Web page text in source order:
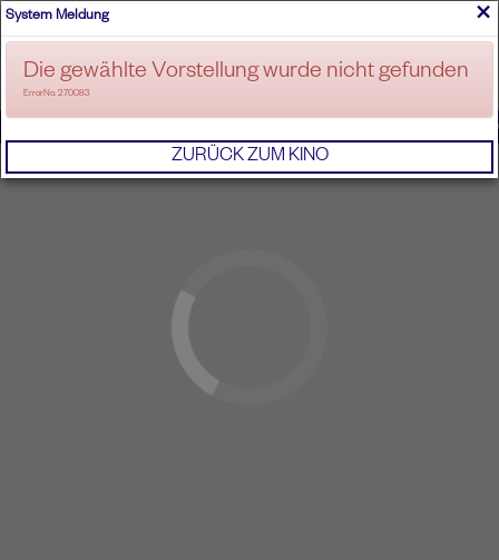
ANMELDEN
×
System Meldung
Die gewählte Vorstellung wurde nicht gefunden
ErrorNo. 270083
ZURÜCK ZUM KINO